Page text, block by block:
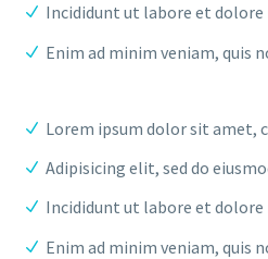
Incididunt ut labore et dolore
Enim ad minim veniam, quis
Lorem ipsum dolor sit amet,
Adipisicing elit, sed do
Incididunt ut labore et dolore
Enim ad minim veniam, quis